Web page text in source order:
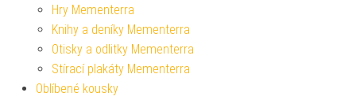
Hry Mementerra
Knihy a deníky Mementerra
Otisky a odlitky Mementerra
Stírací plakáty Mementerra
Oblíbené kousky